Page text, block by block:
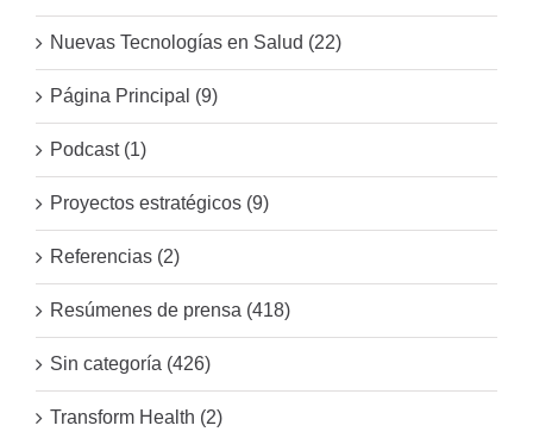
Nuevas Tecnologías en Salud (22)
Página Principal (9)
Podcast (1)
Proyectos estratégicos (9)
Referencias (2)
Resúmenes de prensa (418)
Sin categoría (426)
Transform Health (2)